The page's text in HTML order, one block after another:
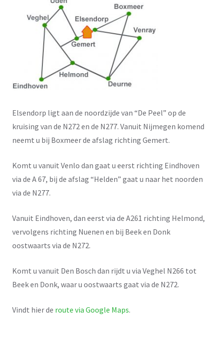
Elsendorp ligt aan de noordzijde van “De Peel” op de
kruising van de N272 en de N277. Vanuit Nijmegen komend
neemt u bij Boxmeer de afslag richting Gemert.
Komt u vanuit Venlo dan gaat u eerst richting Eindhoven
via de A 67, bij de afslag “Helden” gaat u naar het noorden
via de N277.
Vanuit Eindhoven, dan eerst via de A261 richting Helmond,
vervolgens richting Nuenen en bij Beek en Donk
oostwaarts via de N272.
Komt u vanuit Den Bosch dan rijdt u via Veghel N266 tot
Beek en Donk, waar u oostwaarts gaat via de N272.
Vindt hier de route via Google Maps.